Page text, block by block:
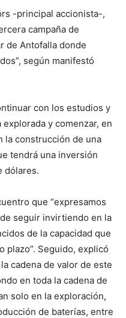
-principal accionista-,
campaña de
de Antofalla donde
según manifestó
con los estudios y
y comenzar, en
la construcción de una
tendrá una inversión
dólares.
que “expresamos
seguir invirtiendo en la
de la capacidad que
plazo”. Seguido, explicó
cadena de valor de este
en toda la cadena de
solo en la exploración,
de baterías, entre